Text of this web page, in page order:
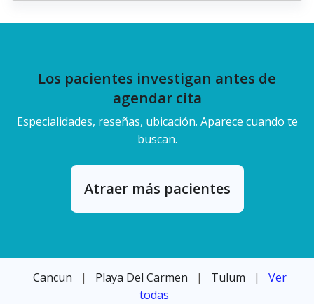
Los pacientes investigan antes de
agendar cita
Especialidades, reseñas, ubicación. Aparece cuando te
buscan.
Atraer más pacientes
Cancun | Playa Del Carmen | Tulum |
Ver
todas